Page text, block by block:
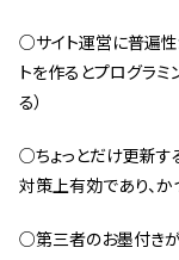
○サイト運営に普遍性
トを作るとプログラ
る）
○ちょっとだけ更新す
対策上有効であり、か
○第三者のお墨付きが